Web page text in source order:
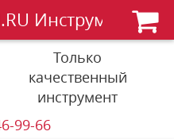
Инструменты
Только
качественный
инструмент
99-66